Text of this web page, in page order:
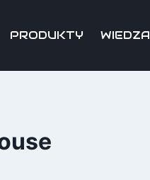
PRODUKTY WIEDZA